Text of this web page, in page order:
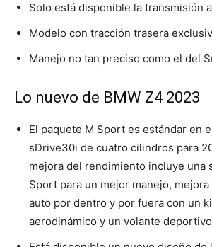
Solo está disponible la transmisión
Modelo con tracción trasera
Manejo no tan preciso como el del
Lo nuevo de BMW Z4 2023
El paquete M Sport es estándar en
sDrive30i de cuatro cilindros para
mejora del rendimiento incluye una
Sport para un mejor manejo,
auto por dentro y por fuera con un
aerodinámico y un volante